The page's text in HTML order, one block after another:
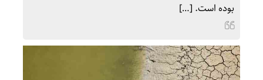
بوده است. […]